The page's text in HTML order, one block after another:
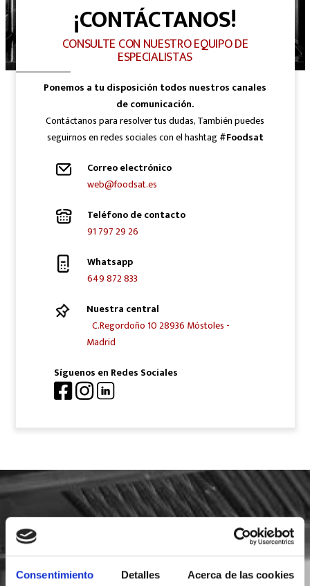
Consentimiento Detalles Acerca de las cookies
¡CONTÁCTANOS!
CONSULTE CON NUESTRO EQUIPO DE
ESPECIALISTAS
Ponemos a tu disposición todos nuestros canales
de comunicación.
Contáctanos para resolver tus dudas, También puedes
seguirnos en redes sociales con el hashtag#Foodsat
Correo electrónico
web@foodsat.es
Teléfono de contacto
91 797 29 26
Whatsapp
649 872 833
Nuestra central
C.Regordoño 10 28936 Móstoles -
Madrid
Síguenos en Redes Sociales
SOLICITA INFORMACIÓN